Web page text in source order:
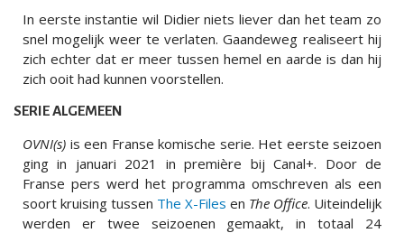
In eerste instantie wil Didier niets liever dan het team zo
snel mogelijk weer te verlaten. Gaandeweg realiseert hij
zich echter dat er meer tussen hemel en aarde is dan hij
zich ooit had kunnen voorstellen.
SERIE ALGEMEEN
OVNI(s) is een Franse komische serie. Het eerste seizoen
ging in januari 2021 in première bij Canal+. Door de
Franse pers werd het programma omschreven als een
soort kruising tussen The X-Files en The Office. Uiteindelijk
werden er twee seizoenen gemaakt, in totaal 24